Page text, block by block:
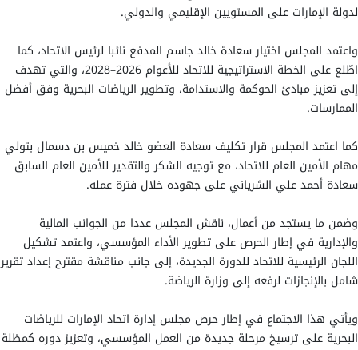
لدولة الإمارات على المستويين الإقليمي والدولي.
واعتمد المجلس اختيار سعادة خالد جاسم المدفع نائبا لرئيس الاتحاد، كما
اطّلع على الخطة الاستراتيجية للاتحاد للأعوام 2026–2028، والتي تهدف
إلى تعزيز مبادئ الحوكمة والاستدامة، وتطوير الرياضات البحرية وفق أفضل
الممارسات.
كما اعتمد المجلس قرار تكليف سعادة العضو خالد خميس بن دسمال بتولي
مهام الأمين العام للاتحاد، مع توجيه الشكر والتقدير للأمين العام السابق
سعادة أحمد علي الشرياني على جهوده خلال فترة عمله.
وضمن ما يستجد من أعمال، ناقش المجلس عددا من الجوانب المالية
والإدارية في إطار الحرص على تطوير الأداء المؤسسي، واعتمد تشكيل
اللجان الرئيسية للاتحاد للدورة الجديدة، إلى جانب مناقشة مقترح إعداد تقرير
شامل بالإنجازات لرفعه إلى وزارة الرياضة.
ويأتي هذا الاجتماع في إطار حرص مجلس إدارة اتحاد الإمارات للرياضات
البحرية على ترسيخ مرحلة جديدة من العمل المؤسسي، وتعزيز دوره كمظلة